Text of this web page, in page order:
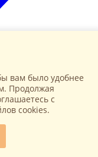
вам было удобнее
Продолжая
c
cookies.